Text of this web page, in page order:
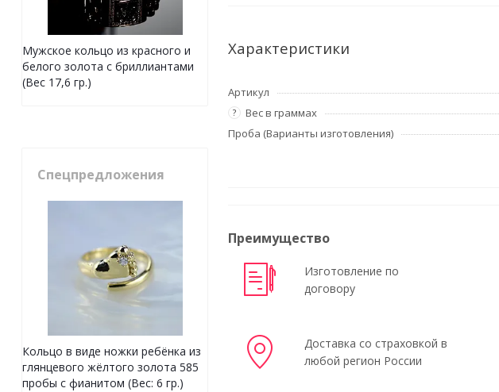
Характеристики
Артикул
? Вес в граммах
Проба (Варианты изготовления)
Преимущество
Изготовление по
договору
Доставка со страховкой в
любой регион России
Мужское кольцо из красного и
белого золота с бриллиантами
(Вес 17,6 гр.)
Спецпредложения
Кольцо в виде ножки ребёнка из
глянцевого жёлтого золота 585
пробы с фианитом (Вес: 6 гр.)